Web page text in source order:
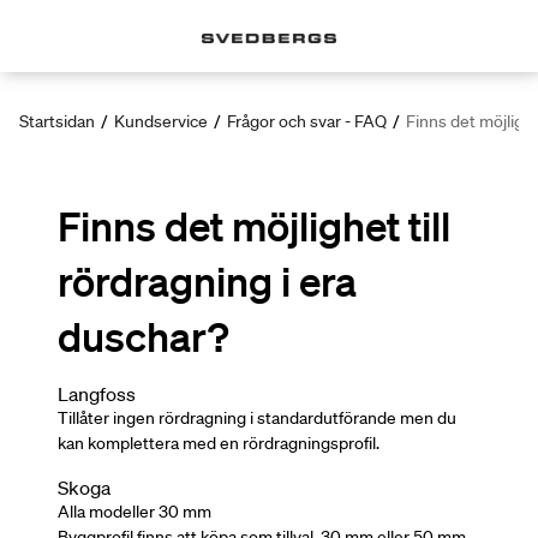
Startsidan / Kundservice / Frågor och svar - FAQ / Finns det
Finns det möjlighet till
rördragning i era
duschar?
Langfoss
Tillåter ingen rördragning i standardutförande men du
kan komplettera med en rördragningsprofil.
Skoga
Alla modeller 30 mm